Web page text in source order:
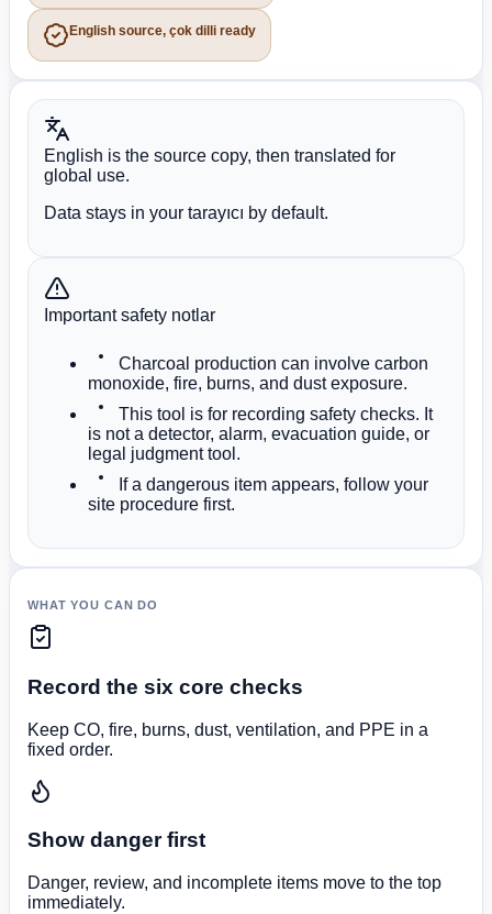
English source, çok dilli ready
English is the source copy, then translated for
global use.
Data stays in your tarayıcı by default.
Important safety notlar
Charcoal production can involve carbon
monoxide, fire, burns, and dust exposure.
This tool is for recording safety checks. It
is not a detector, alarm, evacuation guide, or
legal judgment tool.
If a dangerous item appears, follow your
site procedure first.
WHAT YOU CAN DO
Record the six core checks
Keep CO, fire, burns, dust, ventilation, and PPE in a
fixed order.
Show danger first
Danger, review, and incomplete items move to the top
immediately.